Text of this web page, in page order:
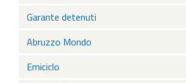
Garante detenuti
Abruzzo Mondo
Emiciclo